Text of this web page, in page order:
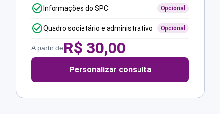
Informações do SPC Opcional
Quadro societário e administrativo Opcional
A partir deR$ 30,00
Personalizar consulta